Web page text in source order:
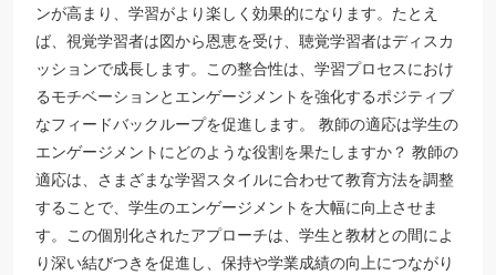
ンが高まり、学習がより楽しく効果的になります。たとえ
ば、視覚学習者は図から恩恵を受け、聴覚学習者はディスカ
ッションで成長します。この整合性は、学習プロセスにおけ
るモチベーションとエンゲージメントを強化するポジティブ
なフィードバックループを促進します。 教師の適応は学生の
エンゲージメントにどのような役割を果たしますか？ 教師の
適応は、さまざまな学習スタイルに合わせて教育方法を調整
することで、学生のエンゲージメントを大幅に向上させま
す。この個別化されたアプローチは、学生と教材との間によ
り深い結びつきを促進し、保持や学業成績の向上につながり